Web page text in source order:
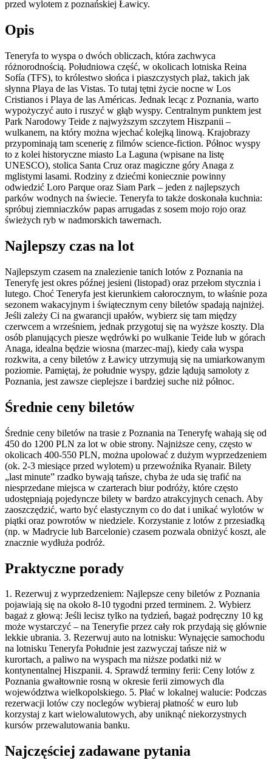
przed wylotem z poznańskiej Ławicy.
Opis
Teneryfa to wyspa o dwóch obliczach, która zachwyca
różnorodnością. Południowa część, w okolicach lotniska Reina
Sofía (TFS), to królestwo słońca i piaszczystych plaż, takich jak
słynna Playa de las Vistas. To tutaj tętni życie nocne w Los
Cristianos i Playa de las Américas. Jednak lecąc z Poznania, warto
wypożyczyć auto i ruszyć w głąb wyspy. Centralnym punktem jest
Park Narodowy Teide z najwyższym szczytem Hiszpanii –
wulkanem, na który można wjechać kolejką linową. Krajobrazy
przypominają tam scenerię z filmów science-fiction. Północ wyspy
to z kolei historyczne miasto La Laguna (wpisane na listę
UNESCO), stolica Santa Cruz oraz magiczne góry Anaga z
mglistymi lasami. Rodziny z dziećmi koniecznie powinny
odwiedzić Loro Parque oraz Siam Park – jeden z najlepszych
parków wodnych na świecie. Teneryfa to także doskonała kuchnia:
spróbuj ziemniaczków papas arrugadas z sosem mojo rojo oraz
świeżych ryb w nadmorskich tawernach.
Najlepszy czas na lot
Najlepszym czasem na znalezienie tanich lotów z Poznania na
Teneryfę jest okres późnej jesieni (listopad) oraz przełom stycznia i
lutego. Choć Teneryfa jest kierunkiem całorocznym, to właśnie poza
sezonem wakacyjnym i świątecznym ceny biletów spadają najniżej.
Jeśli zależy Ci na gwarancji upałów, wybierz się tam między
czerwcem a wrześniem, jednak przygotuj się na wyższe koszty. Dla
osób planujących piesze wędrówki po wulkanie Teide lub w górach
Anaga, idealna będzie wiosna (marzec-maj), kiedy cała wyspa
rozkwita, a ceny biletów z Ławicy utrzymują się na umiarkowanym
poziomie. Pamiętaj, że południe wyspy, gdzie lądują samoloty z
Poznania, jest zawsze cieplejsze i bardziej suche niż północ.
Średnie ceny biletów
Średnie ceny biletów na trasie z Poznania na Teneryfę wahają się od
450 do 1200 PLN za lot w obie strony. Najniższe ceny, często w
okolicach 400-550 PLN, można upolować z dużym wyprzedzeniem
(ok. 2-3 miesiące przed wylotem) u przewoźnika Ryanair. Bilety
„last minute” rzadko bywają tańsze, chyba że uda się trafić na
niesprzedane miejsca w czarterach biur podróży, które często
udostępniają pojedyncze bilety w bardzo atrakcyjnych cenach. Aby
zaoszczędzić, warto być elastycznym co do dat i unikać wylotów w
piątki oraz powrotów w niedziele. Korzystanie z lotów z przesiadką
(np. w Madrycie lub Barcelonie) czasem pozwala obniżyć koszt, ale
znacznie wydłuża podróż.
Praktyczne porady
1. Rezerwuj z wyprzedzeniem: Najlepsze ceny biletów z Poznania
pojawiają się na około 8-10 tygodni przed terminem. 2. Wybierz
bagaż z głową: Jeśli lecisz tylko na tydzień, bagaż podręczny 10 kg
może wystarczyć – na Teneryfie przez cały rok przydają się głównie
lekkie ubrania. 3. Rezerwuj auto na lotnisku: Wynajęcie samochodu
na lotnisku Teneryfa Południe jest zazwyczaj tańsze niż w
kurortach, a paliwo na wyspach ma niższe podatki niż w
kontynentalnej Hiszpanii. 4. Sprawdź terminy ferii: Ceny lotów z
Poznania gwałtownie rosną w okresie ferii zimowych dla
województwa wielkopolskiego. 5. Płać w lokalnej walucie: Podczas
rezerwacji lotów czy noclegów wybieraj płatność w euro lub
korzystaj z kart wielowalutowych, aby uniknąć niekorzystnych
kursów przewalutowania banku.
Najczęściej zadawane pytania